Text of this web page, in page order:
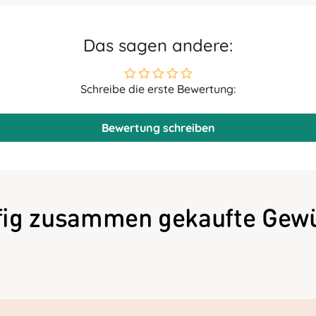
Das sagen andere:
Schreibe die erste Bewertung:
Bewertung schreiben
zusammen gekaufte